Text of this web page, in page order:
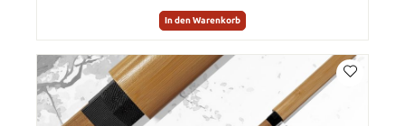
In den Warenkorb